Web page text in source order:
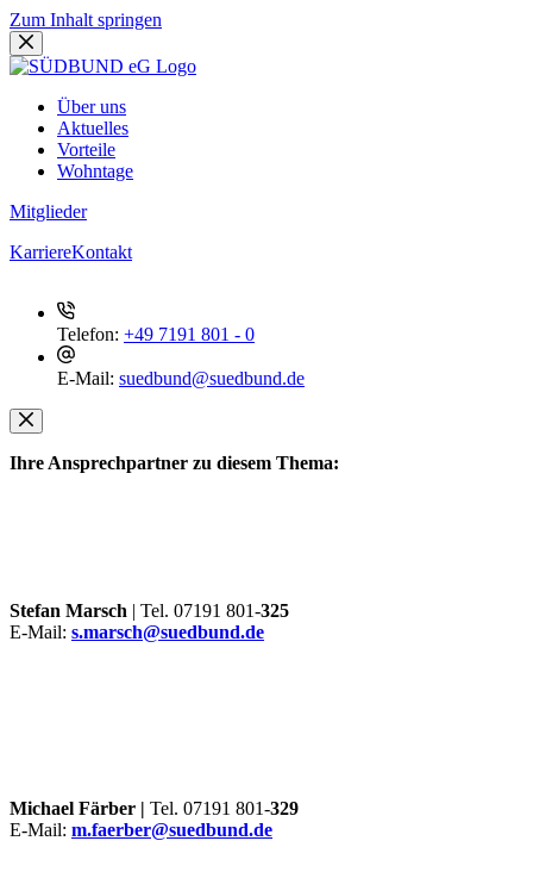
Zum Inhalt springen
Über uns
Aktuelles
Vorteile
Wohntage
Mitglieder
KarriereKontakt
Telefon: +49 7191 801 - 0
E-Mail: suedbund@suedbund.de
Ihre Ansprechpartner zu diesem Thema:
Stefan Marsch | Tel. 07191 801-325
E-Mail: s.marsch@suedbund.de
Michael Färber | Tel. 07191 801-329
E-Mail: m.faerber@suedbund.de